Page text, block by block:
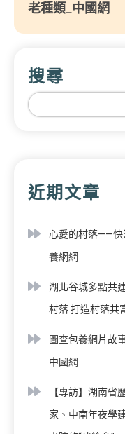
老種類_中國網
搜尋
近期文章
心愛的村落——快
養網網
湖北谷城多點共
村落 打造村落共
圖查包養網片故
中國網
【專訪】湖南省
家、中南年夜學